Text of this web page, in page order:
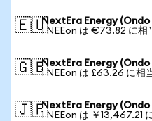
🇪🇺NextEra Energy (Ondo
1 NEEon は €73.82 に相
🇬🇧NextEra Energy (Ondo
1 NEEon は £63.26 に相
🇯🇵NextEra Energy (Ondo
1 NEEon は ￥13,467.21